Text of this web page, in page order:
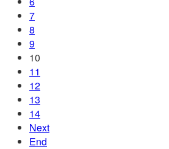
7
8
9
10
11
12
13
14
Next
End